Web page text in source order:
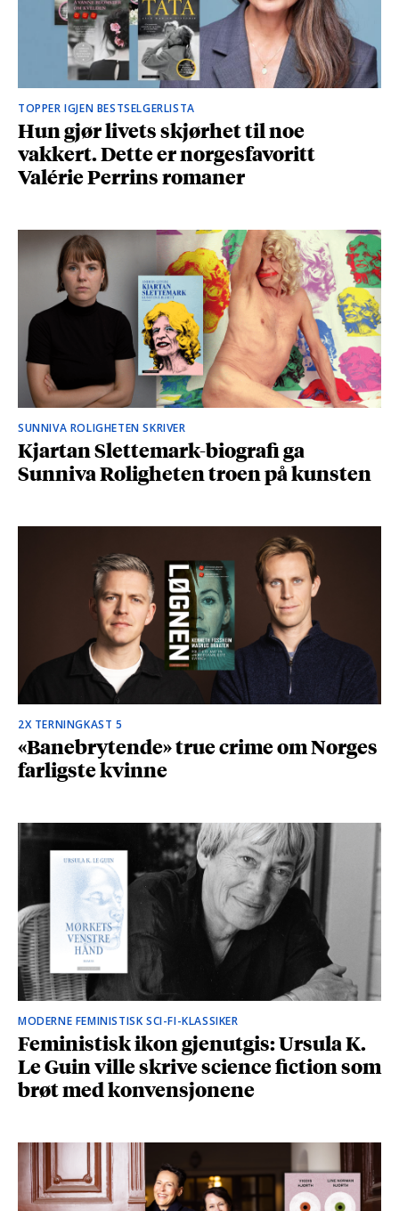
TOPPER IGJEN BESTSELGERLISTA
Hun gjør livets skjørhet til noe
vakkert. Dette er norgesfavoritt
Valérie Perrins romaner
SUNNIVA ROLIGHETEN SKRIVER
Kjartan Slettemark-biografi ga
Sunniva Roligheten troen på kunsten
2X TERNINGKAST 5
«Banebrytende» true crime om Norges
farligste kvinne
MODERNE FEMINISTISK SCI-FI-KLASSIKER
Feministisk ikon gjenutgis: Ursula K.
Le Guin ville skrive science fiction som
brøt med konvensjonene